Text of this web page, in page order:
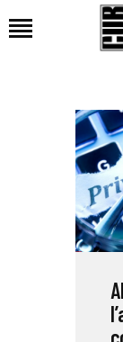
HOME
CHI
SEDI
NEWS